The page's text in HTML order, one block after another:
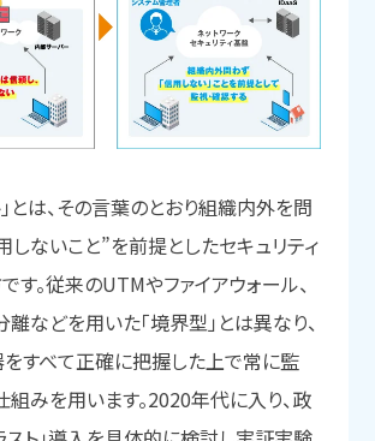
」とは、その言葉のとおり組織内外を問
しないこと”を前提としたセキュリティ
す。従来のUTMやファイアウォール、
離などを用いた「境界型」とは異なり、
すべて正確に把握した上で常に監
組みを用います。2020年代に入り、政